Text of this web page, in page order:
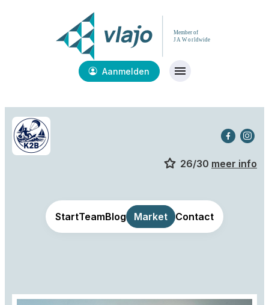
Aanmelden
26/30 meer info
StartTeamBlog Market Contact